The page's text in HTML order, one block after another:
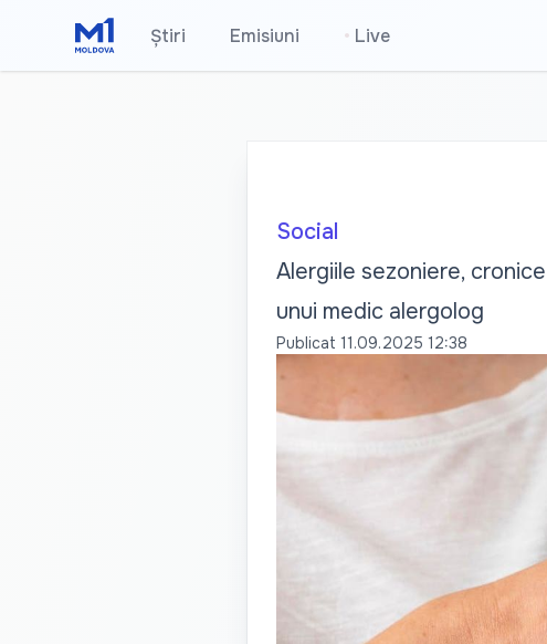
Știri Emisiuni • Live
Social
Alergiile sezoniere,
unui medic alergolog
Publicat 11.09.2025 12:38